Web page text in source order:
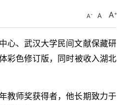
A A A
心、武汉大学民间文献保藏研
彩色修订版，同时被收入湖北
教师奖获得者，他长期致力于